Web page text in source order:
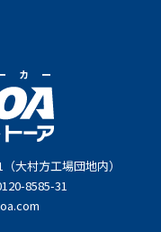
カー
大村方工場団地内）
8585-31